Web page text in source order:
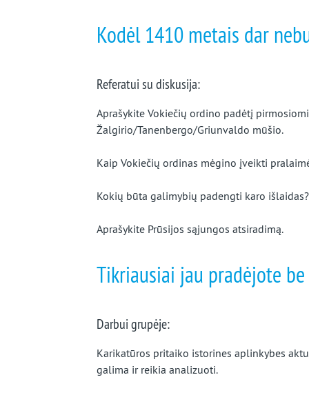
užmirštą
kraštą
Kodėl 1410 metais dar
Referatui su diskusija:
Aprašykite Vokiečių ordino padėtį
Žalgirio/Tanenbergo/Griunvaldo mūšio.
Kaip Vokiečių ordinas mėgino įveikti
Kokių būta galimybių padengti karo išlaidas?
Aprašykite Prūsijos sąjungos atsiradimą.
Tikriausiai jau pradėjote
Darbui grupėje:
Karikatūros pritaiko istorines aplinkybes
galima ir reikia analizuoti.